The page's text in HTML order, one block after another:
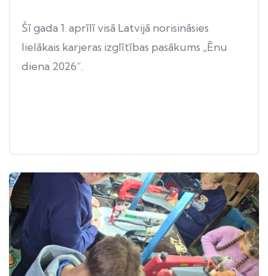
Šī gada 1. aprīlī visā Latvijā norisināsies
lielākais karjeras izglītības pasākums „Ēnu
diena 2026”.